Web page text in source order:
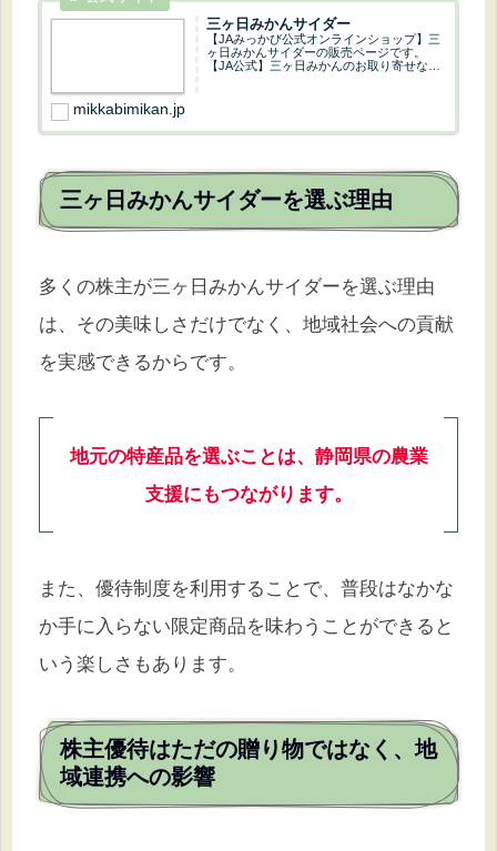
三ヶ日みかんサイダー
【JAみっかび公式オンラインショップ】三
ヶ日みかんサイダーの販売ページです。
【JA公式】三ヶ日みかんのお取り寄せなら
mikkabimikan.jp
三ヶ日みかんサイダーを選ぶ理由
多くの株主が三ヶ日みかんサイダーを選ぶ理由
は、その美味しさだけでなく、地域社会への貢献
を実感できるからです。
地元の特産品を選ぶことは、静岡県の農業
支援にもつながります。
また、優待制度を利用することで、普段はなかな
か手に入らない限定商品を味わうことができると
いう楽しさもあります。
株主優待はただの贈り物ではなく、地
域連携への影響